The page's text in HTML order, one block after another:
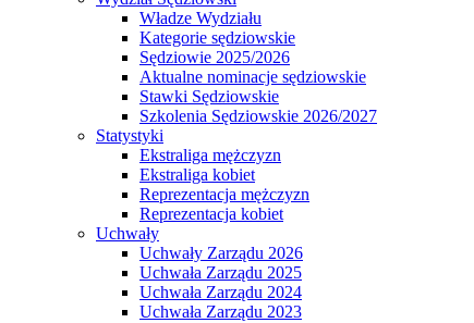
Władze Wydziału
Kategorie sędziowskie
Sędziowie 2025/2026
Aktualne nominacje sędziowskie
Stawki Sędziowskie
Szkolenia Sędziowskie 2026/2027
Statystyki
Ekstraliga mężczyzn
Ekstraliga kobiet
Reprezentacja mężczyzn
Reprezentacja kobiet
Uchwały
Uchwały Zarządu 2026
Uchwała Zarządu 2025
Uchwała Zarządu 2024
Uchwała Zarządu 2023